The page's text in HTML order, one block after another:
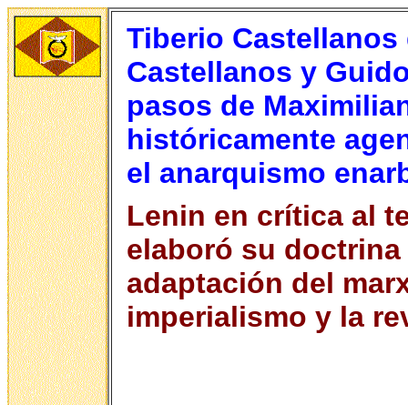
Tiberio
Castellanos y
pasos de
históricamente
el anarquismo
Lenin en crítica al
elaboró su
adaptación del
imperialismo y la